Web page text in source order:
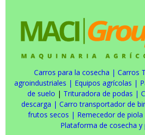
Carros para la cosecha | Carros
agroindustriales | Equipos agrícolas |
de suelo | Trituradora de podas |
descarga | Carro transportador de
frutos secos | Remecedor de piola
Plataforma de cosecha y